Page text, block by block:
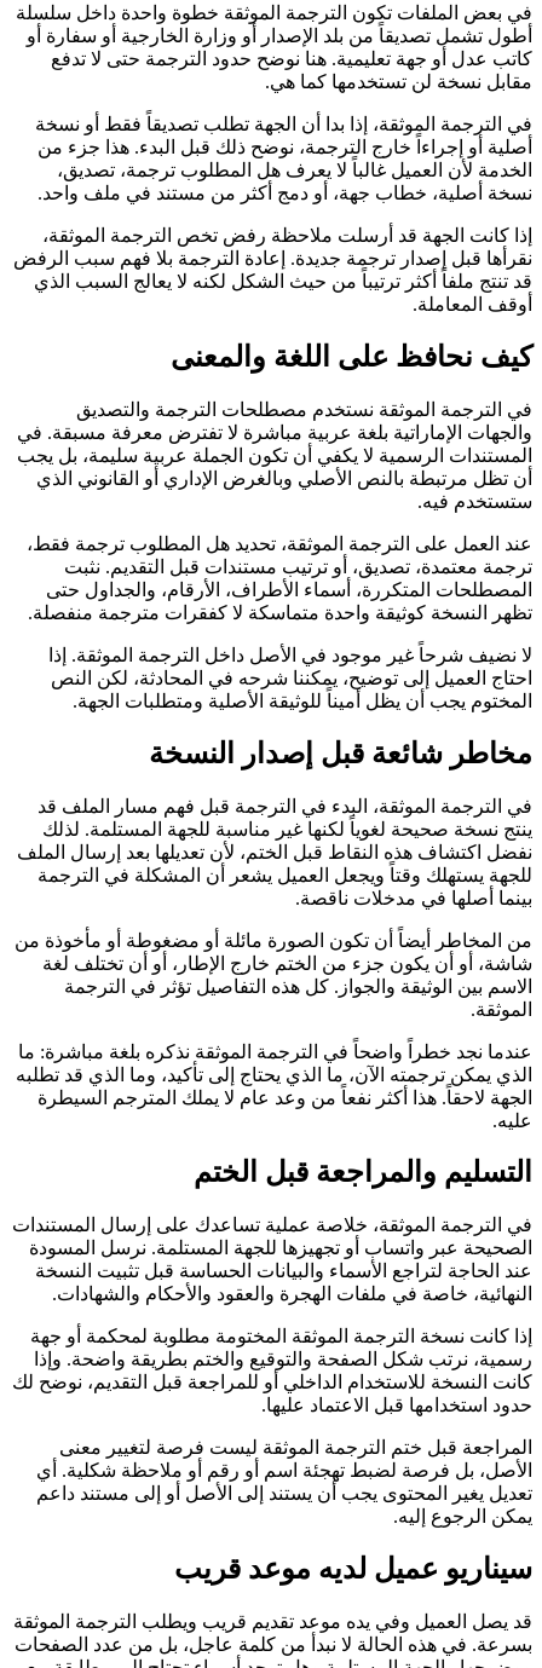
في بعض الملفات تكون الترجمة الموثقة خطوة واحدة داخل سلسلة
أطول تشمل تصديقاً من بلد الإصدار أو وزارة الخارجية أو سفارة أو
كاتب عدل أو جهة تعليمية. هنا نوضح حدود الترجمة حتى لا تدفع
مقابل نسخة لن تستخدمها كما هي.
في الترجمة الموثقة، إذا بدا أن الجهة تطلب تصديقاً فقط أو نسخة
أصلية أو إجراءاً خارج الترجمة، نوضح ذلك قبل البدء. هذا جزء من
الخدمة لأن العميل غالباً لا يعرف هل المطلوب ترجمة، تصديق،
نسخة أصلية، خطاب جهة، أو دمج أكثر من مستند في ملف واحد.
إذا كانت الجهة قد أرسلت ملاحظة رفض تخص الترجمة الموثقة،
نقرأها قبل إصدار ترجمة جديدة. إعادة الترجمة بلا فهم سبب الرفض
قد تنتج ملفاً أكثر ترتيباً من حيث الشكل لكنه لا يعالج السبب الذي
أوقف المعاملة.
كيف نحافظ على اللغة والمعنى
في الترجمة الموثقة نستخدم مصطلحات الترجمة والتصديق
والجهات الإماراتية بلغة عربية مباشرة لا تفترض معرفة مسبقة. في
المستندات الرسمية لا يكفي أن تكون الجملة عربية سليمة، بل يجب
أن تظل مرتبطة بالنص الأصلي وبالغرض الإداري أو القانوني الذي
ستستخدم فيه.
عند العمل على الترجمة الموثقة، تحديد هل المطلوب ترجمة فقط،
ترجمة معتمدة، تصديق، أو ترتيب مستندات قبل التقديم. نثبت
المصطلحات المتكررة، أسماء الأطراف، الأرقام، والجداول حتى
تظهر النسخة كوثيقة واحدة متماسكة لا كفقرات مترجمة منفصلة.
لا نضيف شرحاً غير موجود في الأصل داخل الترجمة الموثقة. إذا
احتاج العميل إلى توضيح، يمكننا شرحه في المحادثة، لكن النص
المختوم يجب أن يظل أميناً للوثيقة الأصلية ومتطلبات الجهة.
مخاطر شائعة قبل إصدار النسخة
في الترجمة الموثقة، البدء في الترجمة قبل فهم مسار الملف قد
ينتج نسخة صحيحة لغوياً لكنها غير مناسبة للجهة المستلمة. لذلك
نفضل اكتشاف هذه النقاط قبل الختم، لأن تعديلها بعد إرسال الملف
للجهة يستهلك وقتاً ويجعل العميل يشعر أن المشكلة في الترجمة
بينما أصلها في مدخلات ناقصة.
من المخاطر أيضاً أن تكون الصورة مائلة أو مضغوطة أو مأخوذة من
شاشة، أو أن يكون جزء من الختم خارج الإطار، أو أن تختلف لغة
الاسم بين الوثيقة والجواز. كل هذه التفاصيل تؤثر في الترجمة
الموثقة.
عندما نجد خطراً واضحاً في الترجمة الموثقة نذكره بلغة مباشرة: ما
الذي يمكن ترجمته الآن، ما الذي يحتاج إلى تأكيد، وما الذي قد تطلبه
الجهة لاحقاً. هذا أكثر نفعاً من وعد عام لا يملك المترجم السيطرة
عليه.
التسليم والمراجعة قبل الختم
في الترجمة الموثقة، خلاصة عملية تساعدك على إرسال المستندات
الصحيحة عبر واتساب أو تجهيزها للجهة المستلمة. نرسل المسودة
عند الحاجة لتراجع الأسماء والبيانات الحساسة قبل تثبيت النسخة
النهائية، خاصة في ملفات الهجرة والعقود والأحكام والشهادات.
إذا كانت نسخة الترجمة الموثقة المختومة مطلوبة لمحكمة أو جهة
رسمية، نرتب شكل الصفحة والتوقيع والختم بطريقة واضحة. وإذا
كانت النسخة للاستخدام الداخلي أو للمراجعة قبل التقديم، نوضح لك
حدود استخدامها قبل الاعتماد عليها.
المراجعة قبل ختم الترجمة الموثقة ليست فرصة لتغيير معنى
الأصل، بل فرصة لضبط تهجئة اسم أو رقم أو ملاحظة شكلية. أي
تعديل يغير المحتوى يجب أن يستند إلى الأصل أو إلى مستند داعم
يمكن الرجوع إليه.
سيناريو عميل لديه موعد قريب
قد يصل العميل وفي يده موعد تقديم قريب ويطلب الترجمة الموثقة
بسرعة. في هذه الحالة لا نبدأ من كلمة عاجل، بل من عدد الصفحات